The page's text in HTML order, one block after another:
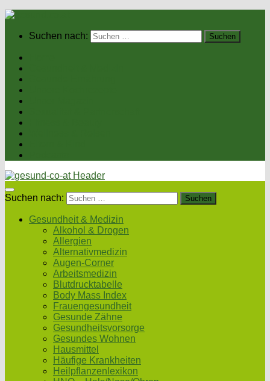
Suchen nach:
Suchen nach:
Gesundheit & Medizin
Alkohol & Drogen
Allergien
Alternativmedizin
Augen-Corner
Arbeitsmedizin
Blutdrucktabelle
Body Mass Index
Frauengesundheit
Gesunde Zähne
Gesundheitsvorsorge
Gesundes Wohnen
Hausmittel
Häufige Krankheiten
Heilpflanzenlexikon